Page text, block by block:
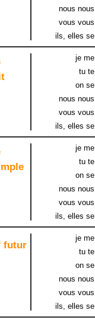
nous nous
vous vous
ils, elles se
je me
tu te
on se
nous nous
vous vous
ils, elles se
je me
tu te
on se
nous nous
vous vous
ils, elles se
futur
je me
tu te
on se
nous nous
vous vous
ils, elles se